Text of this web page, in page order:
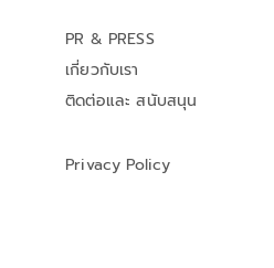
PR & PRESS
เกี่ยวกับเรา
ติดต่อและ สนับสนุน
Privacy Policy